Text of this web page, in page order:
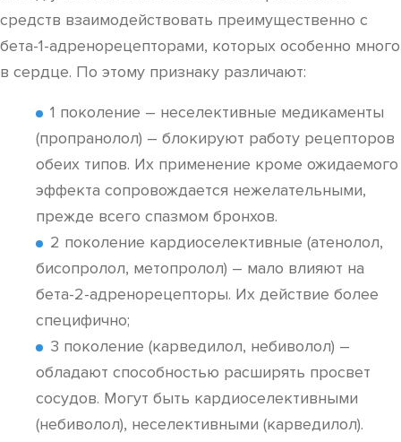
средств взаимодействовать преимущественно с
бета-1-адренорецепторами, которых особенно много
в сердце. По этому признаку различают:
1 поколение – неселективные медикаменты
(пропранолол) – блокируют работу рецепторов
обеих типов. Их применение кроме ожидаемого
эффекта сопровождается нежелательными,
прежде всего спазмом бронхов.
2 поколение кардиоселективные (атенолол,
бисопролол, метопролол) – мало влияют на
бета-2-адренорецепторы. Их действие более
специфично;
3 поколение (карведилол, небиволол) –
обладают способностью расширять просвет
сосудов. Могут быть кардиоселективными
(небиволол), неселективными (карведилол).